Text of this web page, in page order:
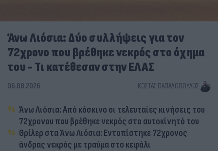
Άνω Λιόσια: Δύο συλλήψεις για τον
72χρονο που βρέθηκε νεκρός στο όχημα
του - Τι κατέθεσαν στην ΕΛΑΣ
06.08.2026 ΚΏΣΤΑΣ ΠΑΠΑΔΌΠΟΥΛΟΣ
Άνω Λιόσια: Από κόσκινο οι τελευταίες κινήσεις του
72χρονου που βρέθηκε νεκρός στο αυτοκίνητό του
Θρίλερ στα Άνω Λιόσια: Εντοπίστηκε 72χρονος
άνδρας νεκρός με τραύμα στο κεφάλι